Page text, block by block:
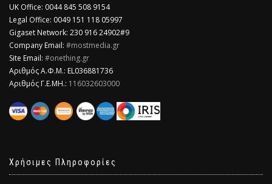
​UK Office: 0044 845 508 9154
Legal Office: 0049 151 118 05997
Gigaset Network: 230 916 24902#9
Company Email: #mostmedia.gr
Site Email: #onething.gr
Αριθμός Α.Φ.Μ.: EL036881736
Αριθμός Γ.Ε.ΜΗ.: 116032603000
Χρήσιμες Πληροφορίες